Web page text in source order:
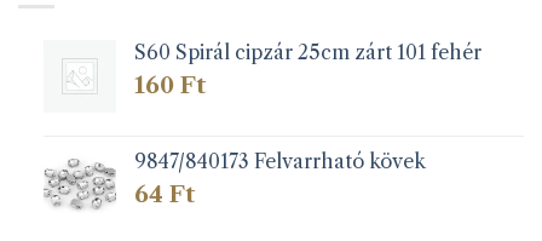
termékoldalon
S60 Spirál cipzár 25cm zárt 101 fehér
160 Ft
9847/840173 Felvarrható kövek
64 Ft